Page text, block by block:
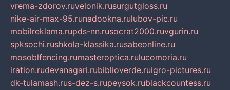
vrema-zdorov.ruvelonik.rusurgutgloss.ru
nike-air-max-95.runadookna.rulubov-pic.ru
mobilreklama.rupds-nn.rusocrat2000.ruvgurin.ru
spksochi.rushkola-klassika.rusabeonline.ru
mosoblfencing.rumasteroptica.rulucomoria.ru
iration.rudevanagari.rubiblioverde.ruigro-pictures.ru
dk-tulamash.rus-dez-s.rupeysok.rublackcountess.ru